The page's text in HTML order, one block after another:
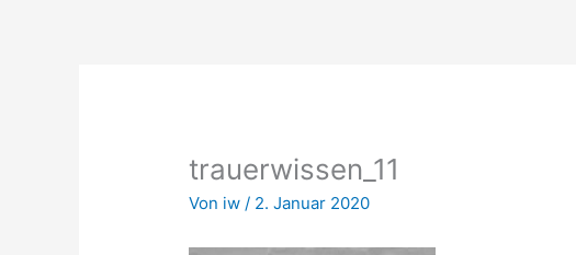
trauerwissen_11
Von iw/ 2. Januar 2020